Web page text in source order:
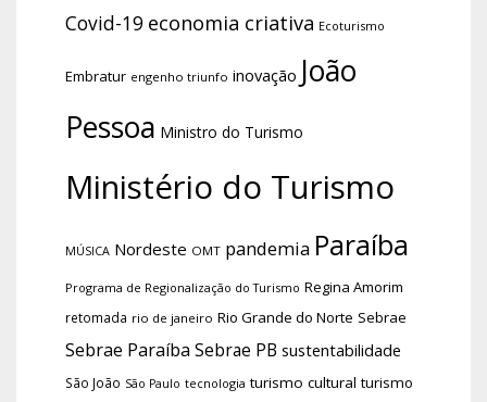
Covid-19 economia criativa Ecoturismo
Embratur engenho triunfo inovação João
Pessoa Ministro do Turismo
Ministério do Turismo
MÚSICA Nordeste OMT pandemia Paraíba
Programa de Regionalização do Turismo Regina Amorim
retomada rio de janeiro Rio Grande do Norte Sebrae
Sebrae Paraíba Sebrae PB sustentabilidade
São João São Paulo tecnologia turismo cultural turismo